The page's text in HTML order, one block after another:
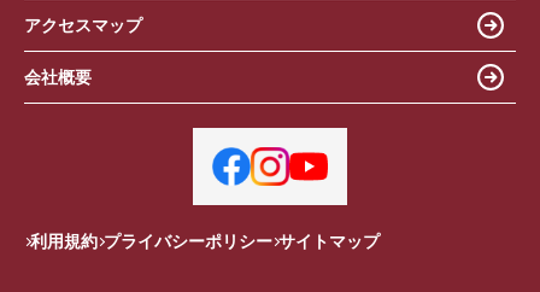
アクセスマップ
会社概要
利用規約 プライバシーポリシー サイトマップ